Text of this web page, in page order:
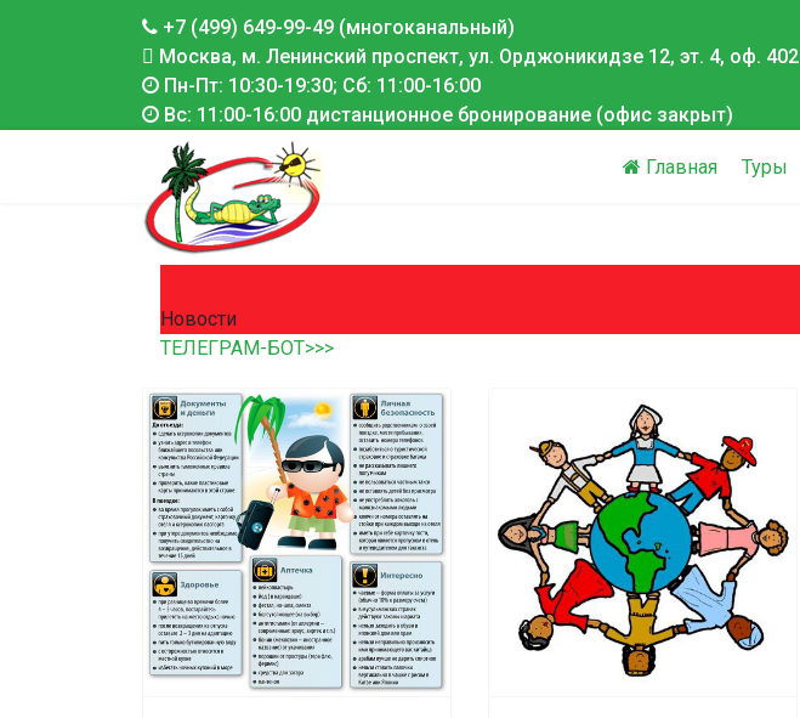
+7 (499) 649-99-49 (многоканальный)
Москва, м. Ленинский проспект, ул. Орджоникидзе 12, эт. 4, оф. 402
Пн-Пт: 10:30-19:30; Сб: 11:00-16:00
Вс: 11:00-16:00 дистанционное бронирование (офис закрыт)
Главная Туры
Новости
ТЕЛЕГРАМ-БОТ>>>